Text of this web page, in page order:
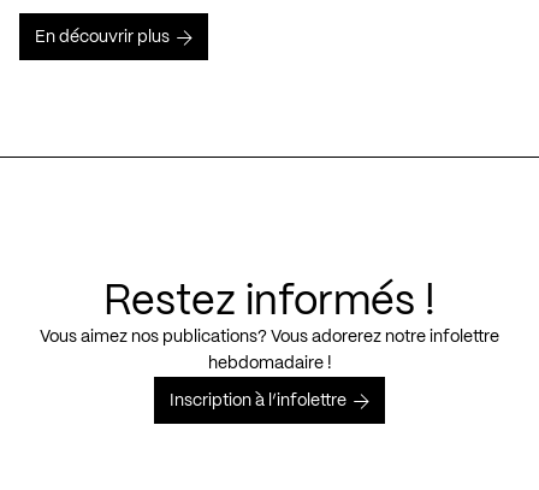
En découvrir plus
Restez informés !
Vous aimez nos publications? Vous adorerez notre infolettre
hebdomadaire !
Inscription à l’infolettre